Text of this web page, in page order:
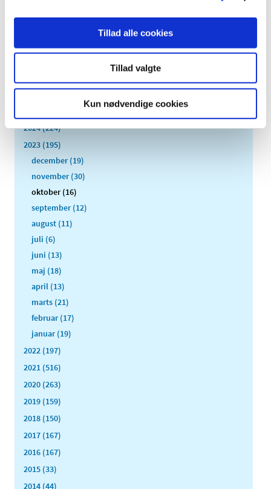
Tillad alle cookies
Tillad valgte
Kun nødvendige cookies
Alle (2506)
2024 (224)
2023 (195)
december (19)
november (30)
oktober (16)
september (12)
august (11)
juli (6)
juni (13)
maj (18)
april (13)
marts (21)
februar (17)
januar (19)
2022 (197)
2021 (516)
2020 (263)
2019 (159)
2018 (150)
2017 (167)
2016 (167)
2015 (33)
2014 (44)